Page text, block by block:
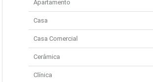
Apartamento
Casa
Casa Comercial
Cerâmica
Clínica